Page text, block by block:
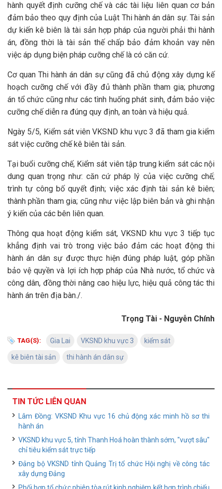
hành quyết định cưỡng chế và các tài liệu liên quan cơ bản
đảm bảo theo quy định của Luật Thi hành án dân sự. Tài sản
dự kiến kê biên là tài sản hợp pháp của người phải thi hành
án, đồng thời là tài sản thế chấp bảo đảm khoản vay nên
việc áp dụng biện pháp cưỡng chế là có căn cứ.
Cơ quan Thi hành án dân sự cũng đã chủ động xây dựng kế
hoạch cưỡng chế với đầy đủ thành phần tham gia; phương
án tổ chức cũng như các tình huống phát sinh, đảm bảo việc
cưỡng chế diễn ra đúng quy định, an toàn và hiệu quả.
Ngày 5/5, Kiểm sát viên VKSND khu vực 3 đã tham gia kiểm
sát việc cưỡng chế kê biên tài sản.
Tại buổi cưỡng chế, Kiểm sát viên tập trung kiểm sát các nội
dung quan trọng như: căn cứ pháp lý của việc cưỡng chế;
trình tự công bố quyết định; việc xác định tài sản kê biên;
thành phần tham gia; cũng như việc lập biên bản và ghi nhận
ý kiến của các bên liên quan.
Thông qua hoạt động kiểm sát, VKSND khu vực 3 tiếp tục
khẳng định vai trò trong việc bảo đảm các hoạt động thi
hành án dân sự được thực hiện đúng pháp luật, góp phần
bảo vệ quyền và lợi ích hợp pháp của Nhà nước, tổ chức và
công dân, đồng thời nâng cao hiệu lực, hiệu quả công tác thi
hành án trên địa bàn./.
Trọng Tài - Nguyễn Chính
TAG(S): Gia Lai VKSND khu vực 3 kiểm sát
kê biên tài sản thi hành án dân sự
TIN TỨC LIÊN QUAN
Lâm Đồng: VKSND Khu vực 16 chủ động xác minh hồ sơ thi
hành án
VKSND khu vực 5, tỉnh Thanh Hoá hoàn thành sớm, "vượt sâu"
chỉ tiêu kiểm sát trực tiếp
Đảng bộ VKSND tỉnh Quảng Trị tổ chức Hội nghị về công tác
xây dựng Đảng